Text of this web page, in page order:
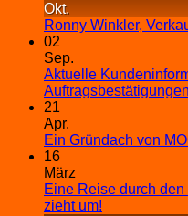
Okt.
Ronny Winkler,
02
Sep.
Aktuelle
Auftragsbestätigungen
21
Apr.
Ein Gründach von
16
März
Eine Reise durch
zieht um!